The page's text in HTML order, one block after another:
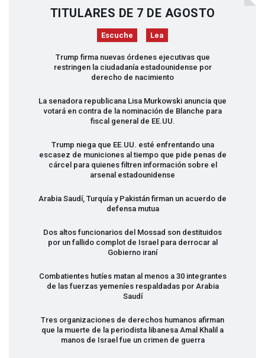
TITULARES DE 7 DE AGOSTO
Escuche Lea
Trump firma nuevas órdenes ejecutivas que
restringen la ciudadanía estadounidense por
derecho de nacimiento
La senadora republicana Lisa Murkowski anuncia que
votará en contra de la nominación de Blanche para
fiscal general de EE.UU.
Trump niega que EE.UU. esté enfrentando una
escasez de municiones al tiempo que pide penas de
cárcel para quienes filtren información sobre el
arsenal estadounidense
Arabia Saudí, Turquía y Pakistán firman un acuerdo de
defensa mutua
Dos altos funcionarios del Mossad son destituidos
por un fallido complot de Israel para derrocar al
Gobierno iraní
Combatientes hutíes matan al menos a 30 integrantes
de las fuerzas yemeníes respaldadas por Arabia
Saudí
Tres organizaciones de derechos humanos afirman
que la muerte de la periodista libanesa Amal Khalil a
manos de Israel fue un crimen de guerra